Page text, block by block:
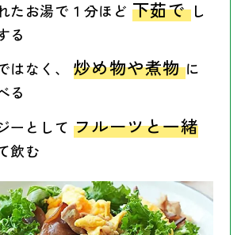
たお湯で１分ほど 下茹でし
る
はなく、 炒め物や煮物に
る
ーとして フルーツと一緒
飲む